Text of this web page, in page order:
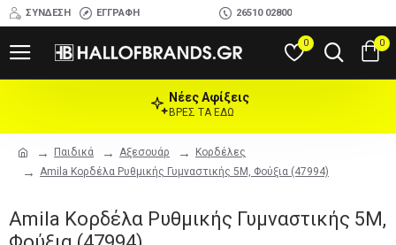
ΣΎΝΔΕΣΗ ΕΓΓΡΑΦΉ 26510 02800
0 0
Παιδικά Αξεσουάρ
Κορδέλες
Amila Κορδέλα Ρυθμικής Γυμναστικής 5M, Φούξια (47994)
Νέες Αφίξεις
ΒΡΕΣ ΤΑ ΕΔΩ
Amila Κορδέλα Ρυθμικής Γυμναστικής 5M,